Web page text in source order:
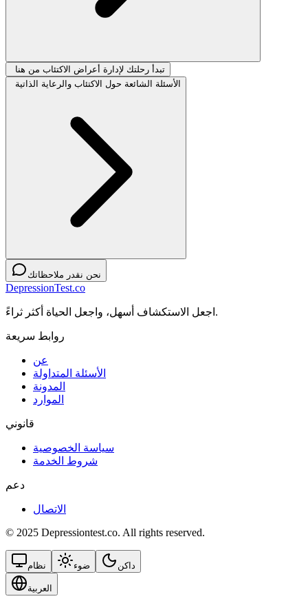
تبدأ رحلتك لإدارة أعراض الاكتئاب من هنا
الأسئلة الشائعة حول الاكتئاب والرعاية الذاتية
نحن نقدر ملاحظاتك
DepressionTest.co
اجعل الاستكشاف أسهل، واجعل الحياة أكثر ثراءً.
روابط سريعة
عن
الأسئلة المتداولة
المدونة
الموارد
قانوني
سياسة الخصوصية
شروط الخدمة
دعم
الاتصال
© 2025 Depressiontest.co. All rights reserved.
نظام ضوء داكن
العربية